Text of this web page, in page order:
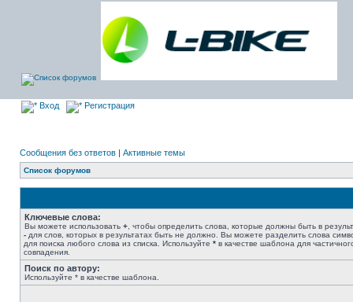
Вход Регистрация
Сообщения без ответов | Активные темы
Список форумов
Ключевые слова:
Вы можете использовать + , чтобы определить слова, которые должны быть в
- для слов, которых в результатах быть не должно. Вы можете разделить слова
для поиска любого слова из списка. Используйте * в качестве шаблона для
совпадения.
Поиск по автору:
Используйте * в качестве шаблона.